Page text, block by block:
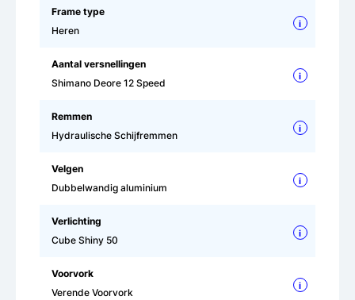
Frame type
Heren
i
Aantal versnellingen
Shimano Deore 12 Speed
i
Remmen
Hydraulische Schijfremmen
i
Velgen
Dubbelwandig aluminium
i
Verlichting
Cube Shiny 50
i
Voorvork
Verende Voorvork
i